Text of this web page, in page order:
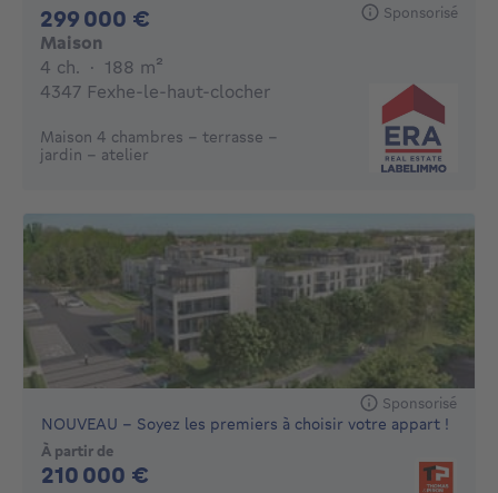
299 000 € Sponsorisé
Maison
4 ch. 4 chambres
· 188 m²
4347 Fexhe-le-haut-clocher
Maison 4 chambres - terrasse -
jardin - atelier
Sponsorisé
NOUVEAU - Soyez les premiers à choisir votre appart !
À partir de
210 000 €